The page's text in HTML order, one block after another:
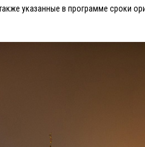
указанные в программе сроки